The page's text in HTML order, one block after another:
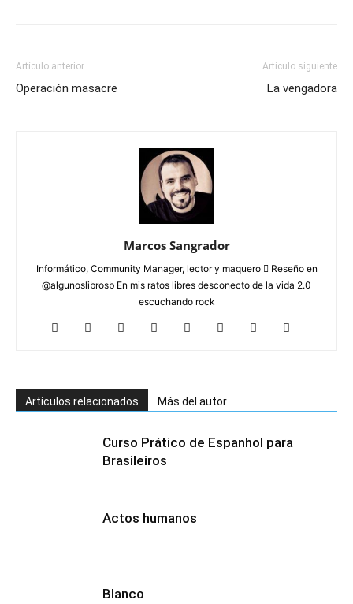
Artículo anterior
Operación masacre
Artículo siguiente
La vengadora
Marcos Sangrador
Informático, Community Manager, lector y maquero  Reseño en
@algunoslibrosb En mis ratos libres desconecto de la vida 2.0
escuchando rock
Artículos relacionados Más del autor
Curso Prático de Espanhol para
Brasileiros
Actos humanos
Blanco